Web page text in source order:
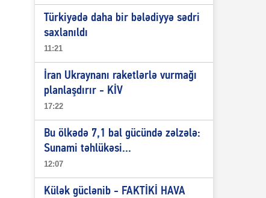
Türkiyədə daha bir bələdiyyə sədri
saxlanıldı
11:21
İran Ukraynanı raketlərlə vurmağı
planlaşdırır - KİV
17:22
Bu ölkədə 7,1 bal gücündə zəlzələ:
Sunami təhlükəsi...
12:07
Külək güclənib - FAKTİKİ HAVA